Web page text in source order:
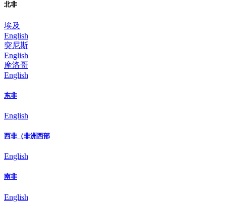
北非
埃及
English
突尼斯
English
摩洛哥
English
东非
English
西非（非洲西部
English
南非
English